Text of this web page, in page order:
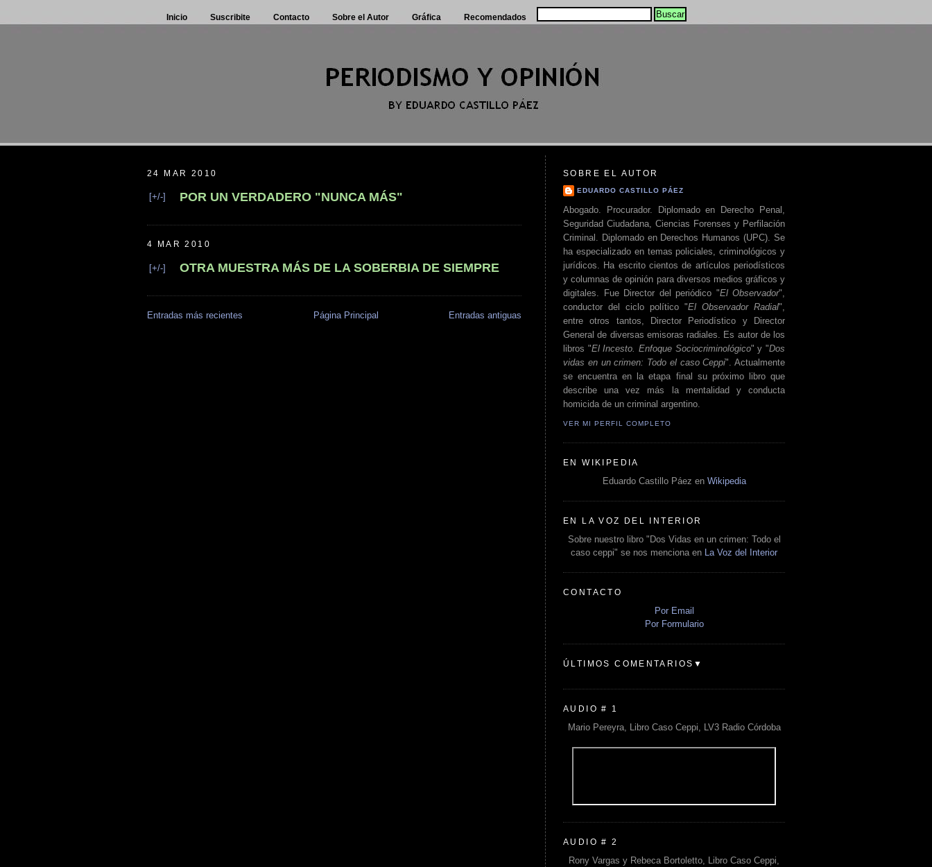
Inicio Suscribite Contacto Sobre el Autor Gráfica Recomendados
24 MAR 2010
[+/-] POR UN VERDADERO "NUNCA MÁS"
4 MAR 2010
[+/-] OTRA MUESTRA MÁS DE LA SOBERBIA DE SIEMPRE
Entradas más recientes Entradas antiguas
Página Principal
SOBRE EL AUTOR
EDUARDO CASTILLO PÁEZ
Abogado. Procurador. Diplomado en Derecho Penal,
Seguridad Ciudadana, Ciencias Forenses y Perfilación
Criminal. Diplomado en Derechos Humanos (UPC). Se
ha especializado en temas policiales, criminológicos y
jurídicos. Ha escrito cientos de artículos periodísticos
y columnas de opinión para diversos medios gráficos y
digitales. Fue Director del periódico "El Observador",
conductor del ciclo político "El Observador Radial",
entre otros tantos, Director Periodístico y Director
General de diversas emisoras radiales. Es autor de los
libros "El Incesto. Enfoque Sociocriminológico" y "Dos
vidas en un crimen: Todo el caso Ceppi". Actualmente
se encuentra en la etapa final su próximo libro que
describe una vez más la mentalidad y conducta
homicida de un criminal argentino.
VER MI PERFIL COMPLETO
EN WIKIPEDIA
Eduardo Castillo Páez en Wikipedia
EN LA VOZ DEL INTERIOR
Sobre nuestro libro "Dos Vidas en un crimen: Todo el
caso ceppi" se nos menciona en
La Voz del Interior
CONTACTO
Por Email
Por Formulario
ÚLTIMOS COMENTARIOS▼
AUDIO # 1
Mario Pereyra, Libro Caso Ceppi, LV3 Radio Córdoba
AUDIO # 2
Rony Vargas y Rebeca Bortoletto, Libro Caso Ceppi,